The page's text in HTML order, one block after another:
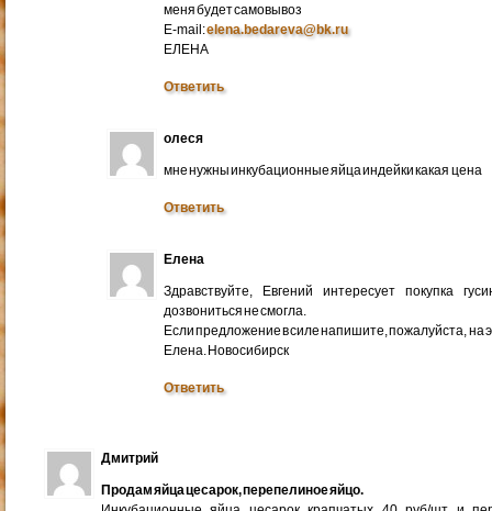
меня будет самовывоз
E-mail:elena.bedareva@bk.ru
ЕЛЕНА
Ответить
олеся
мне нужны инкубационные яйца индейки какая цена
Ответить
Елена
Здравствуйте, Евгений интересует покупка
дозвониться не смогла.
Если предложение в силе напишите, пожалуйста, на
Елена. Новосибирск
Ответить
Дмитрий
Продам яйца цесарок, перепелиное яйцо.